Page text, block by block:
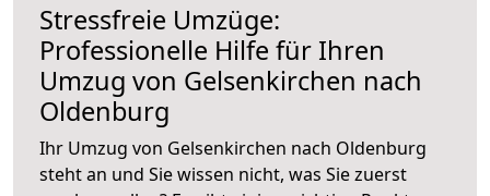
Stressfreie Umzüge:
Professionelle Hilfe für Ihren
Umzug von Gelsenkirchen nach
Oldenburg
Ihr Umzug von Gelsenkirchen nach Oldenburg
steht an und Sie wissen nicht, was Sie zuerst